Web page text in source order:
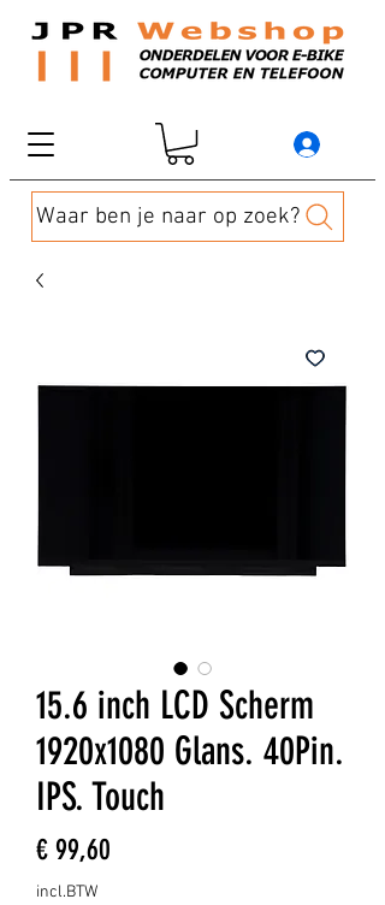
Waar ben je naar op zoek?
15.6 inch LCD Scherm
1920x1080 Glans. 40Pin.
IPS. Touch
€ 99,60
incl.BTW